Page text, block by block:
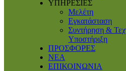
ΥΠΗΡΕΣΙΕΣ
Μελέτη
Εγκατάσταση
Συντήρηση &
Υποστήριξη
ΠΡΟΣΦΟΡΕΣ
ΝΕΑ
ΕΠΙΚΟΙΝΩΝΙΑ